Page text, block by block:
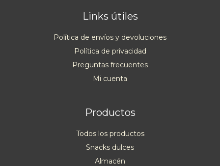
Links útiles
Política de envíos y devoluciones
Política de privacidad
Preguntas frecuentes
Mi cuenta
Productos
Todos los productos
Snacks dulces
Almacén